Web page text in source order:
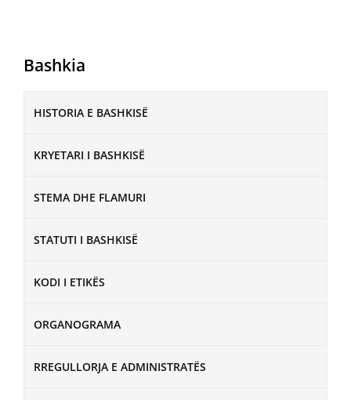
Bashkia
HISTORIA E BASHKISË
KRYETARI I BASHKISË
STEMA DHE FLAMURI
STATUTI I BASHKISË
KODI I ETIKËS
ORGANOGRAMA
RREGULLORJA E ADMINISTRATËS